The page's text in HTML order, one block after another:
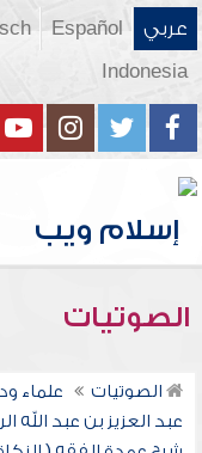
عربي Español
Indonesia
الصوتيات
الصوتيات
علماء
عبد العزيز بن عبد الله